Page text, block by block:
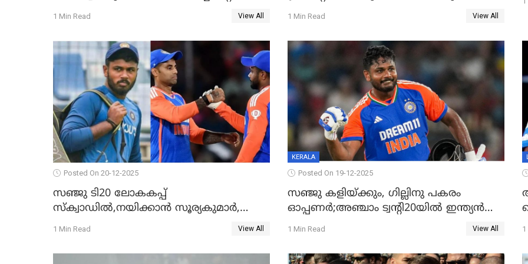
റെക്കോഡ് മറികടന്ന് കോഹ്‌ലി, രോഹിത്
1 Min Read View All
ഇന്തോനേഷ്യൻ താരം
1 Min Read View All
Posted On 20-12-2025
സഞ്ജു ടി20 ലോകകപ്പ്
സ്‌ക്വാഡിൽ,നയിക്കാൻ സൂര്യകുമാർ,
ഇന്ത്യൻ ടീമിനെ പ്രഖ്യാപിച്ച് ബി.സി.സി.ഐ
1 Min Read View All
KERALA
Posted On 19-12-2025
സഞ്ജു കളിയ്ക്കും, ഗില്ലിനു പകരം
ഓപ്പണർ;അഞ്ചാം ട്വന്റി20യിൽ ഇന്ത്യൻ
ടീമിൽ 3 മാറ്റം
1 Min Read View All 1